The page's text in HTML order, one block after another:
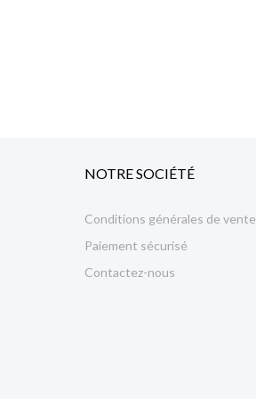
NOTRE SOCIÉTÉ
Conditions générales de vente
Paiement sécurisé
Contactez-nous